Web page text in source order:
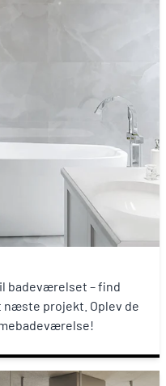
badeværelset – find
projekt. Oplev de